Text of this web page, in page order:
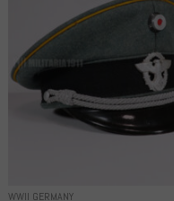
WWII GERMANY